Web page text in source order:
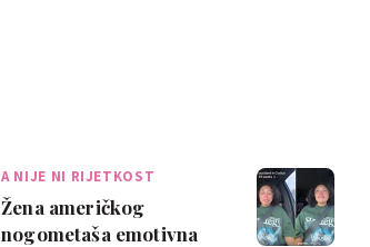
A NIJE NI RIJETKOST
Žena američkog
nogometaša emotivna